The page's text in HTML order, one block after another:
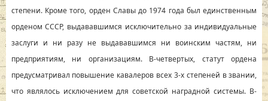
степени. Кроме того, орден Славы до 1974 года был единственным
орденом СССР, выдававшимся исключительно за индивидуальные
заслуги и ни разу не выдававшимся ни воинским частям, ни
предприятиям, ни организациям. В-четвертых, статут ордена
предусматривал повышение кавалеров всех 3-х степеней в звании,
что являлось исключением для советской наградной системы. В-